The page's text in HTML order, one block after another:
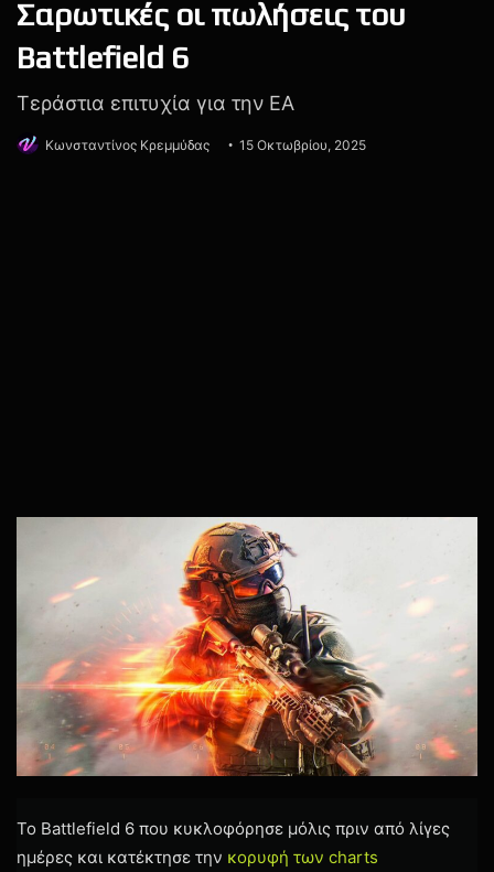
Jorjani, είχε αναφέρει πως χαρακτηριστικά όπως το AMD
FSR και το Nvidia DLSS θα προστεθούν μόνο όταν το
παιχνίδι “πατάει γερά” από τεχνικής άποψης. Μετά το
φιλόδοξο Into the Unjust, η Arrowhead φαίνεται
αποφασισμένη να δώσει στη κοινότητα έναν πιο ομαλό
και σταθερό πόλεμο ενάντια στους εξωγήινους εχθρούς.